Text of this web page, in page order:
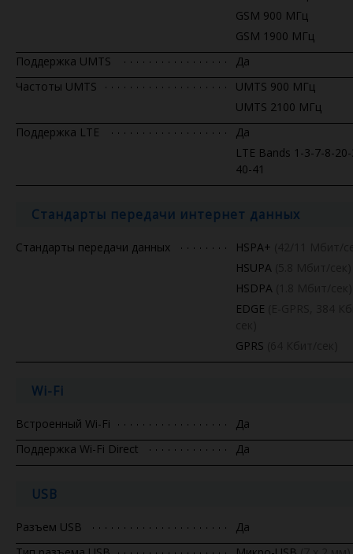
GSM 900 МГц
GSM 1900 МГц
Поддержка UMTS
Да
Частоты UMTS
UMTS 900 МГц
UMTS 2100 МГц
Поддержка LTE
Да
LTE Bands 1-3-7-8-
40-41
Стандарты передачи интернет данных
Стандарты передачи данных HSPA+
HSUPA
HSDPA
EDGE
GPRS
Wi-Fi
Встроенный Wi-Fi
Да
Поддержка Wi-Fi Direct
Да
USB
Разъем USB
Да